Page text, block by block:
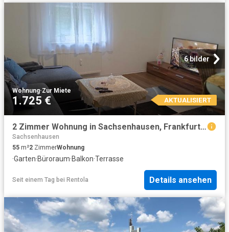
6 bilder
Wohnung·Zur Miete
1.725 € AKTUALISIERT
2 Zimmer Wohnung in Sachsenhausen, Frankfurt Süd, möbliert, auf Zeit Nr. 9298 | tempoFLAT.de
Sachsenhausen
55 m²2 ZimmerWohnung
·Garten·Büroraum·Balkon·Terrasse
Seit einem Tag bei Rentola Details ansehen